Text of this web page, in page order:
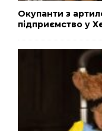
Окупанти з
підприємство у